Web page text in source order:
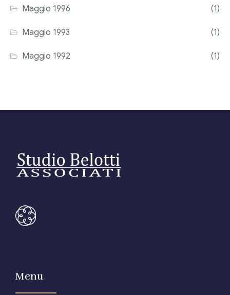
Maggio 1996 (1)
Maggio 1993 (1)
Maggio 1992 (1)
Menu